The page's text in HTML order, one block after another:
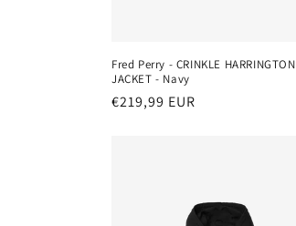
Fred Perry - CRINKLE HARRINGTON
JACKET - Navy
Normaler
€219,99 EUR